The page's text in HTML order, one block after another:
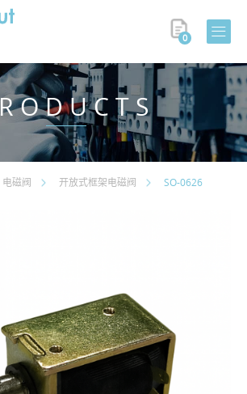
0
电磁阀 开放式框架电磁阀 SO-0626